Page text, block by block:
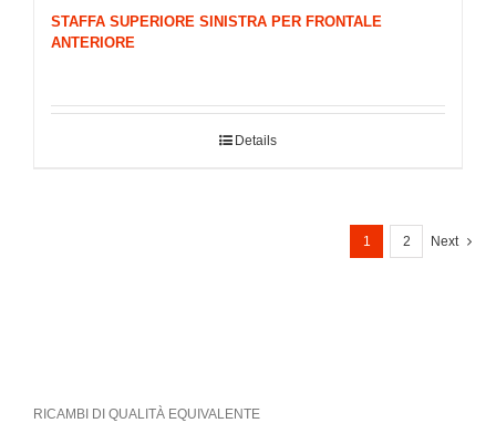
STAFFA SUPERIORE SINISTRA PER FRONTALE
ANTERIORE
Details
1 2 Next
RICAMBI DI QUALITÀ EQUIVALENTE